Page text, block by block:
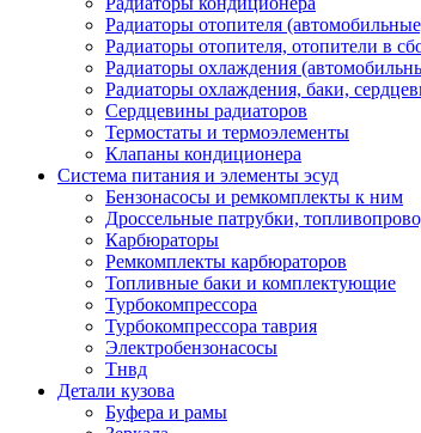
Радиаторы отопителя
Радиаторы отопителя, отопители в
Радиаторы охлаждения
Радиаторы охлаждения, баки,
Сердцевины радиаторов
Термостаты и термоэлементы
Клапаны кондиционера
Система питания и элементы эсуд
Бензонасосы и ремкомплекты к ним
Дроссельные патрубки,
Карбюраторы
Ремкомплекты карбюраторов
Топливные баки и комплектующие
Турбокомпрессора
Турбокомпрессора таврия
Электробензонасосы
Тнвд
Детали кузова
Буфера и рамы